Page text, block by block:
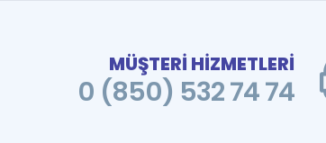
MÜŞTERİ HİZMETLERİ
0 (850) 532 74 74